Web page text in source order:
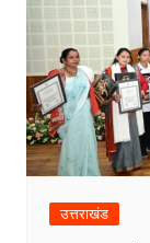
उत्तराखंड